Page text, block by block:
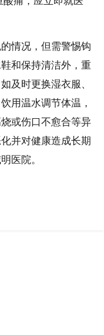
情况，但需警惕钩
和保持清洁外，重
及时更换湿衣服、
用温水调节体温，
或伤口不愈合等异
并对健康造成长期
医院。